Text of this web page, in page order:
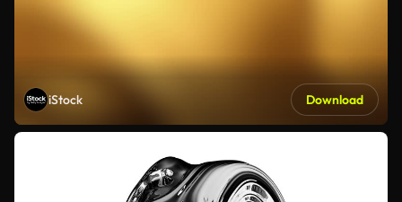
iStock Download